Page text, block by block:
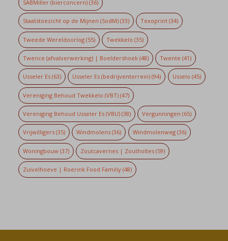
SABMiller (bierconcern)(36)
Staatstoezicht op de Mijnen (SodM)(33) Texoprint (34)
Tweede Wereldoorlog(55) Twekkelo (35)
Twence (afvalverwerking) | Boeldershoek(48) Twente (41)
Usseler Es(63) Usseler Es (bedrijventerrein) (94) Usselo (45)
Vereniging Behoud Twekkelo (VBT)(47)
Vereniging Behoud Usseler Es (VBU)(38) Vergunningen (65)
Vrijwilligers(35) Windmolens (36) Windmolenweg(36)
Woningbouw(37) Zoutcavernes | Zoutholtes (59)
Zuivelhoeve | Roerink Food Familiy(48)